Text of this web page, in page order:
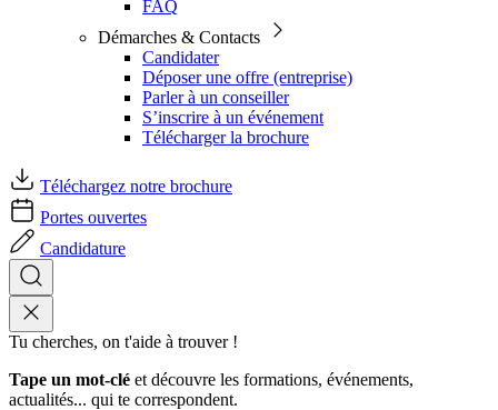
FAQ
Démarches & Contacts
Candidater
Déposer une offre (entreprise)
Parler à un conseiller
S’inscrire à un événement
Télécharger la brochure
Téléchargez notre brochure
Portes ouvertes
Candidature
Tu cherches, on t'aide à trouver !
Tape un mot-clé et découvre les formations, événements,
actualités... qui te correspondent.